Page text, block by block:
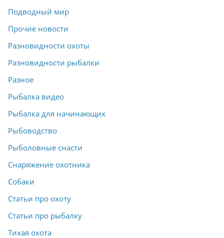
Подводный мир
Прочие новости
Разновидности охоты
Разновидности рыбалки
Разное
Рыбалка видео
Рыбалка для начинающих
Рыбоводство
Рыболовные снасти
Снаряжение охотника
Собаки
Статьи про охоту
Статьи про рыбалку
Тихая охота